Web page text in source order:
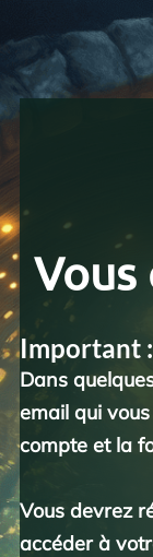
Vous
Important :
Dans
email qui
compte et la
Vous devrez
accéder à